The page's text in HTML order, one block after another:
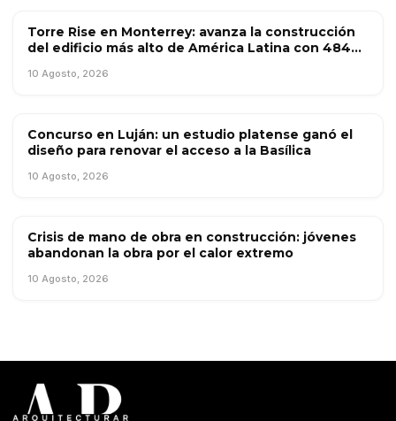
OBRA PÚBLICA
Torre Rise en Monterrey: avanza la construcción
del edificio más alto de América Latina con 484
10 Agosto, 2026
OBRA PÚBLICA
Concurso en Luján: un estudio platense ganó el
diseño para renovar el acceso a la Basílica
10 Agosto, 2026
OBRA PÚBLICA
Crisis de mano de obra en construcción: jóvenes
abandonan la obra por el calor extremo
10 Agosto, 2026